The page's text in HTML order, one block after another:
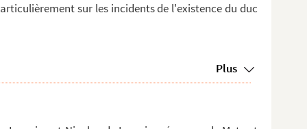
sur les incidents de l'existence du duc
Plus